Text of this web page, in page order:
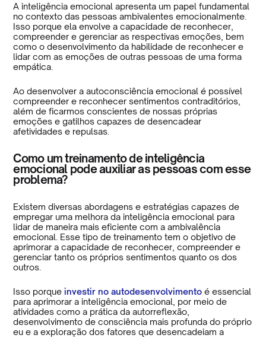
A inteligência emocional apresenta um papel fundamental
no contexto das pessoas ambivalentes emocionalmente.
Isso porque ela envolve a capacidade de reconhecer,
compreender e gerenciar as respectivas emoções, bem
como o desenvolvimento da habilidade de reconhecer e
lidar com as emoções de outras pessoas de uma forma
empática.
Ao desenvolver a autoconsciência emocional é possível
compreender e reconhecer sentimentos contraditórios,
além de ficarmos conscientes de nossas próprias
emoções e gatilhos capazes de desencadear
afetividades e repulsas.
Como um treinamento de inteligência
emocional pode auxiliar as pessoas com esse
problema?
Existem diversas abordagens e estratégias capazes de
empregar uma melhora da inteligência emocional para
lidar de maneira mais eficiente com a ambivalência
emocional. Esse tipo de treinamento tem o objetivo de
aprimorar a capacidade de reconhecer, compreender e
gerenciar tanto os próprios sentimentos quanto os dos
outros.
Isso porque investir no autodesenvolvimento é essencial
para aprimorar a inteligência emocional, por meio de
atividades como a prática da autorreflexão,
desenvolvimento de consciência mais profunda do próprio
eu e a exploração dos fatores que desencadeiam a